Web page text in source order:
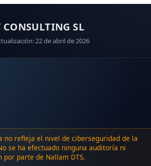
CONSULTING SL
22 de abril de 2026
no refleja el nivel de ciberseguridad de la
se ha efectuado ninguna auditoría ni
por parte de Nallam DTS.